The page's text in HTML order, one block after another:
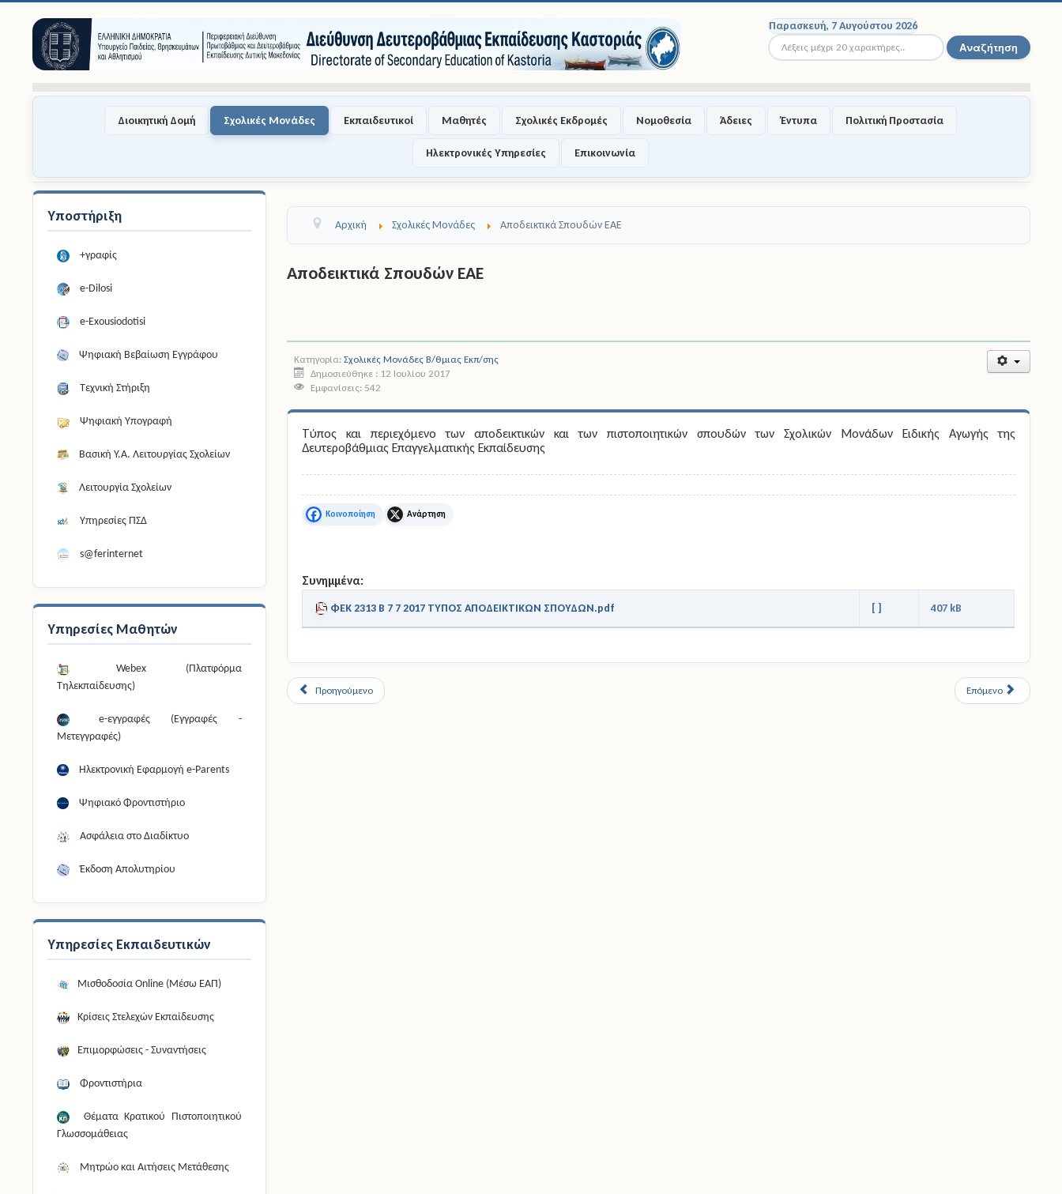
Παρασκευή, 7 Αυγούστου 2026
Αναζήτηση... Αναζήτηση
Διοικητική Δομή Σχολικές Μονάδες Εκπαιδευτικοί Μαθητές Σχολικές Εκδρομές Νομοθεσία Άδειες Έντυπα Πολιτική Προστασία
Ηλεκτρονικές Υπηρεσίες Επικοινωνία
Υποστήριξη
+γραφίς
e-Dilosi
e-Exousiodotisi
Ψηφιακή Βεβαίωση Εγγράφου
Τεχνική Στήριξη
Ψηφιακή Υπογραφή
Βασική Υ.Α. Λειτουργίας Σχολείων
Λειτουργία Σχολείων
Υπηρεσίες ΠΣΔ
s@ferinternet
Υπηρεσίες Μαθητών
Webex (Πλατφόρμα
Τηλεκπαίδευσης)
e-εγγραφές (Εγγραφές -
Μετεγγραφές)
Ηλεκτρονική Εφαρμογή e-Parents
Ψηφιακό Φροντιστήριο
Ασφάλεια στο Διαδίκτυο
Έκδοση Απολυτηρίου
Υπηρεσίες Εκπαιδευτικών
Μισθοδοσία Online (Μέσω ΕΑΠ)
Κρίσεις Στελεχών Εκπαίδευσης
Επιμορφώσεις - Συναντήσεις
Φροντιστήρια
Θέματα Κρατικού Πιστοποιητικού
Γλωσσομάθειας
Μητρώο και Αιτήσεις Μετάθεσης
Αρχική Σχολικές Μονάδες Αποδεικτικά Σπουδών ΕΑΕ
Αποδεικτικά Σπουδών ΕΑΕ
Κατηγορία:Σχολικές Μονάδες Β/θμιας Εκπ/σης
Δημοσιεύθηκε : 12 Ιουλίου 2017
Εμφανίσεις: 542
Τύπος και περιεχόμενο των αποδεικτικών και των πιστοποιητικών σπουδών των Σχολικών Μονάδων Ειδικής Αγωγής της
Δευτεροβάθμιας Επαγγελματικής Εκπαίδευσης
Facebook X
Συνημμένα:
ΦΕΚ 2313 Β 7 7 2017 ΤΥΠΟΣ ΑΠΟΔΕΙΚΤΙΚΩΝ ΣΠΟΥΔΩΝ.pdf [ ] 407 kB
Προηγούμενο Επόμενο